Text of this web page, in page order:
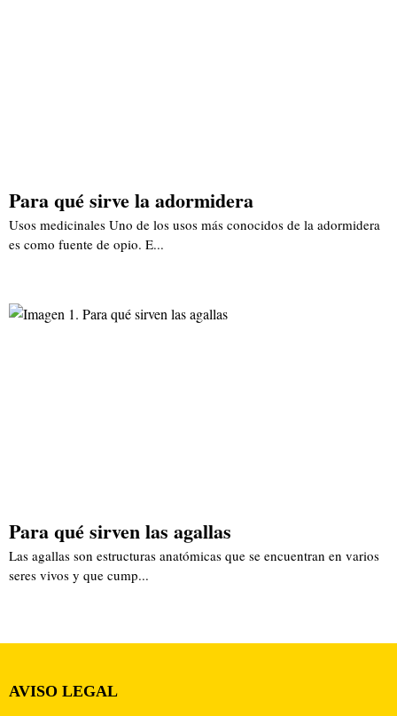
Para qué sirve la adormidera
Usos medicinales Uno de los usos más conocidos de la adormidera
es como fuente de opio. E...
Para qué sirven las agallas
Las agallas son estructuras anatómicas que se encuentran en varios
seres vivos y que cump...
AVISO LEGAL